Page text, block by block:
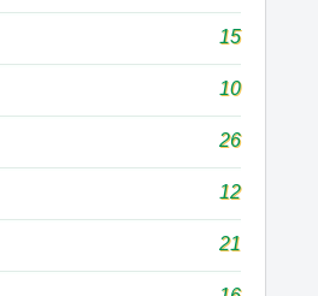
15
10
26
12
21